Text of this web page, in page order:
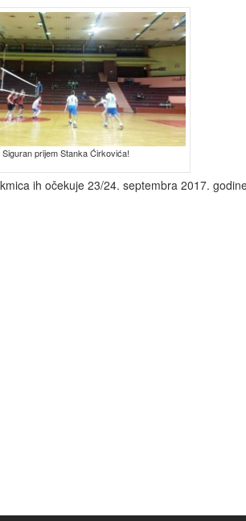
Siguran prijem Stanka Ćirkovića!
ih očekuje 23/24. septembra 2017.